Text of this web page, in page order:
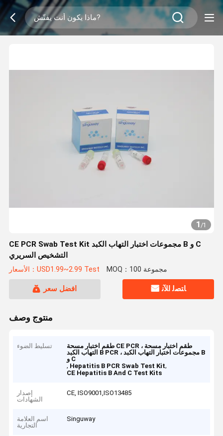
1/1
CE PCR Swab Test Kit مجموعات اختبار التهاب الكبد B و C
التشخيص السريري
الأسعار：USD1.99~2.99 Test MOQ：100 مجموعة
افضل سعر ﺎﺘﺼﻟ ﺍﻶﻧ
منتوج وصف
تسليط الضوء
طقم اختبار مسحة CE PCR ، طقم اختبار مسحة
التهاب الكبد B PCR ، مجموعات اختبار التهاب الكبد B
و C
, Hepatitis B PCR Swab Test Kit,
CE Hepatitis B And C Test Kits
إصدار
الشهادات
CE, ISO9001,ISO13485
اسم العلامة
التجارية
Singuway